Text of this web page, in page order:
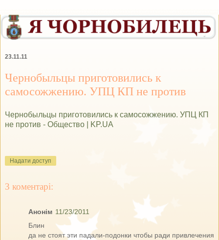
23.11.11
Чернобыльцы приготовились к
самосожжению. УПЦ КП не против
Чернобыльцы приготовились к самосожжению. УПЦ КП
не против - Общество | KP.UA
Надати доступ
3 коментарі:
Анонім 11/23/2011
Блин
да не стоят эти падали-подонки чтобы ради привлечения